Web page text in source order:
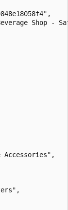
Shop -
Accessories",